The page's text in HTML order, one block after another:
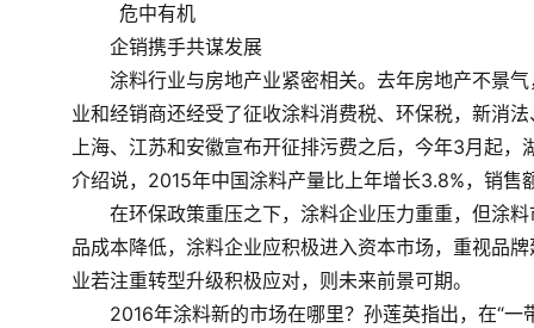
	危中有机
企销携手共谋发展
涂料行业与房地产业紧密相关。去年房地产不景气
业和经销商还经受了征收涂料消费税、环保税，新消
上海、江苏和安徽宣布开征排污费之后，今年3月起
介绍说，2015年中国涂料产量比上年增长3.8%，销售
在环保政策重压之下，涂料企业压力重重，但涂料
品成本降低，涂料企业应积极进入资本市场，重视品
业若注重转型升级积极应对，则未来前景可期。
2016年涂料新的市场在哪里？孙莲英指出，在“一